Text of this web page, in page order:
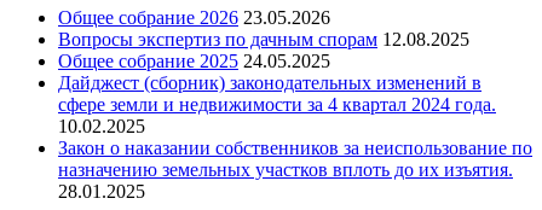
Общее собрание 2026 23.05.2026
Вопросы экспертиз по дачным спорам 12.08.2025
Общее собрание 2025 24.05.2025
Дайджест (сборник) законодательных изменений в
сфере земли и недвижимости за 4 квартал 2024 года.
10.02.2025
Закон о наказании собственников за неиспользование по
назначению земельных участков вплоть до их изъятия.
28.01.2025